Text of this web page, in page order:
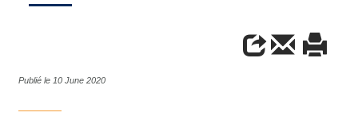
Publié le 10 June 2020